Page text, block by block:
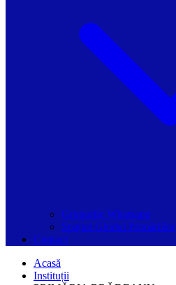
Grupurile Whatsapp
Spațiul Ghidul Primăriilor
Contact
Acasă
Instituții